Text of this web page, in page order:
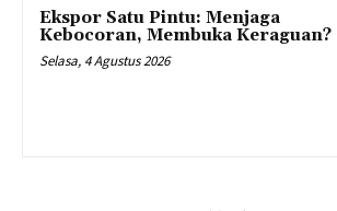
Ekspor Satu Pintu: Menjaga
Kebocoran, Membuka Keraguan?
Selasa, 4 Agustus 2026